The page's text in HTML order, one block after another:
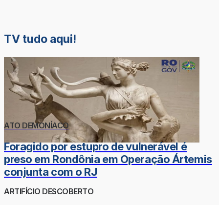
TV tudo aqui!
ATO DEMONÍACO
Foragido por estupro de vulnerável é
preso em Rondônia em Operação Ártemis
conjunta com o RJ
ARTIFÍCIO DESCOBERTO